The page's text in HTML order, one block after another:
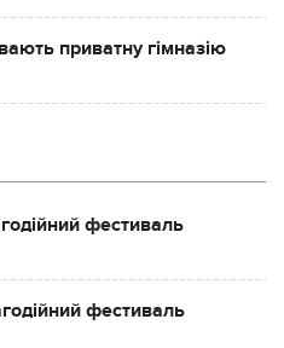
приватну гімназію
фестиваль
фестиваль